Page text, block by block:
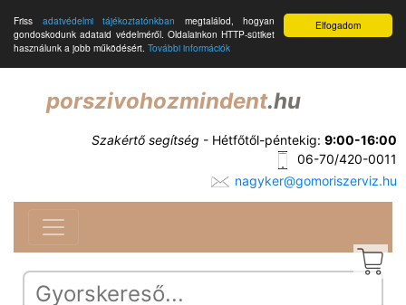
Elfogadom
Friss adatvédelmi tájékoztatónkban megtalálod, hogyan
gondoskodunk adataid védelméről. Oldalainkon HTTP-sütiket
használunk a jobb működésért. További információk
porszivohozmindent.hu
Szakértő segítség - Hétfőtől-péntekig: 9:00-16:00
06-70/420-0011
nagyker@gomoriszerviz.hu